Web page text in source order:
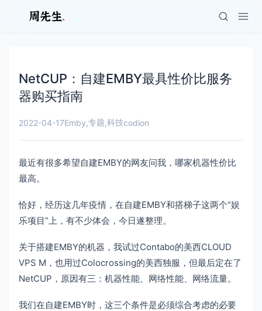
NetCUP：自建EMBY最具性价比服务
器购买指南
2022-04-17Emby,专题,科技codion
最近有很多希望自建EMBY的网友问我，哪家机器性价比
最高。
恰好，经历这几年疫情，在自建EMBY和搭梯子这两个“娱
乐项目”上，有不少体会，今日遂整理。
关于搭建EMBY的机器，我试过Contabo的美西CLOUD
VPS M，也用过Colocrossing的美西独服，但最后定在了
NetCUP，原因有三：机器性能、网络性能、网络流量。
我们在自建EMBY时，这三个条件是必须综合考虑的必要